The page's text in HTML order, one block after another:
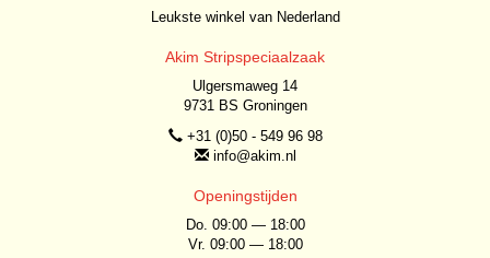
Leukste winkel van Nederland
Akim Stripspeciaalzaak
Ulgersmaweg 14
9731 BS Groningen
+31 (0)50 - 549 96 98
info@akim.nl
Openingstijden
Do. 09:00 — 18:00
Vr. 09:00 — 18:00